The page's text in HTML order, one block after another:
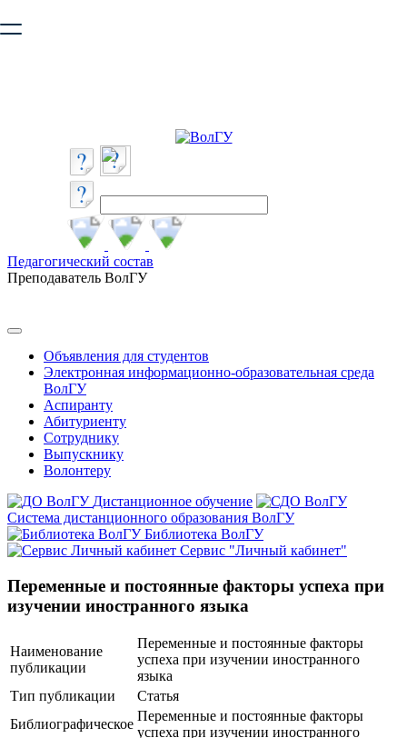
безопасную работу с сайтом. Пожалуйста
Педагогический состав
Преподаватель ВолГУ
Объявления для студентов
Электронная информационно-образовательная среда
ВолГУ
Аспиранту
Абитуриенту
Сотруднику
Выпускнику
Волонтеру
Дистанционное обучение
Система дистанционного образования ВолГУ
Библиотека ВолГУ
Сервис "Личный кабинет"
Переменные и постоянные факторы успеха при
изучении иностранного языка
Наименование
публикации
Переменные и постоянные факторы
успеха при изучении иностранного
языка
Тип публикации
Статья
Библиографическое
Переменные и постоянные факторы
успеха при изучении иностранного